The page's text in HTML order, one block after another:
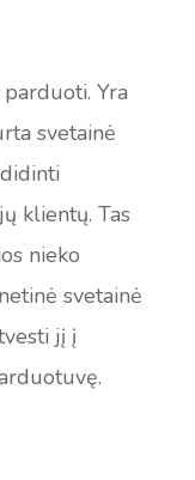
Yra
svetainė
klientų. Tas
nieko
svetainė
jį į